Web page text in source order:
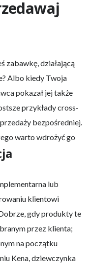
zabawkę, działającą
Albo kiedy Twoja
pokazał jej także
przykłady cross-
bezpośredniej.
warto wdrożyć go w
lub
klientowi
gdy produkty te
przez klienta;
na początku
Kena, dziewczynka